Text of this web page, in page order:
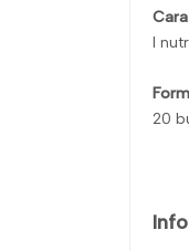
I
20